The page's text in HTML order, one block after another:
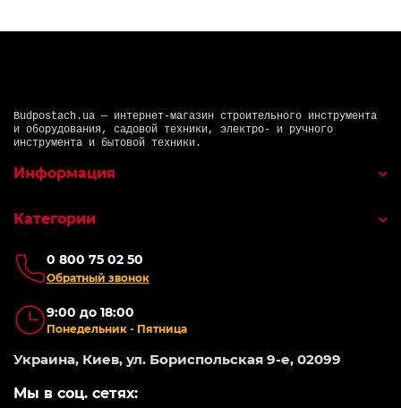
Budpostach.ua — интернет-магазин строительного инструмента
и оборудования, садовой техники, электро- и ручного
инструмента и бытовой техники.
0 800 75 02 50
Обратный звонок
9:00 до 18:00
Понедельник - Пятница
Украина, Киев, ул. Бориспольская 9-е, 02099
Мы в соц. сетях:
Информация
Категории